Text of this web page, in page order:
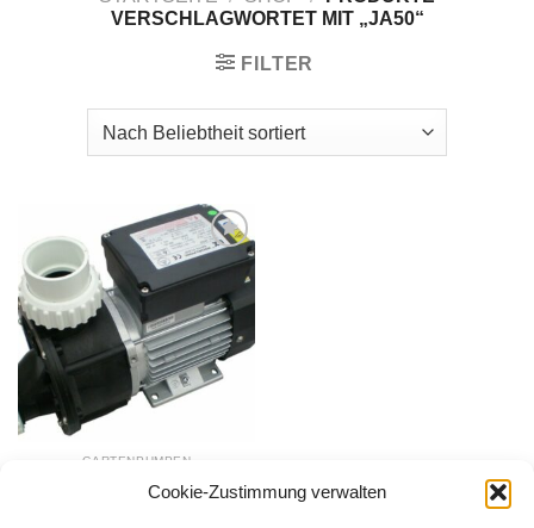
Cookie-Zustimmung verwalten
VERSCHLAGWORTET MIT „JA50“
FILTER
Wunschliste
hinzufügen
GARTENPUMPEN
Poolpumpe JA50
Filterpumpe